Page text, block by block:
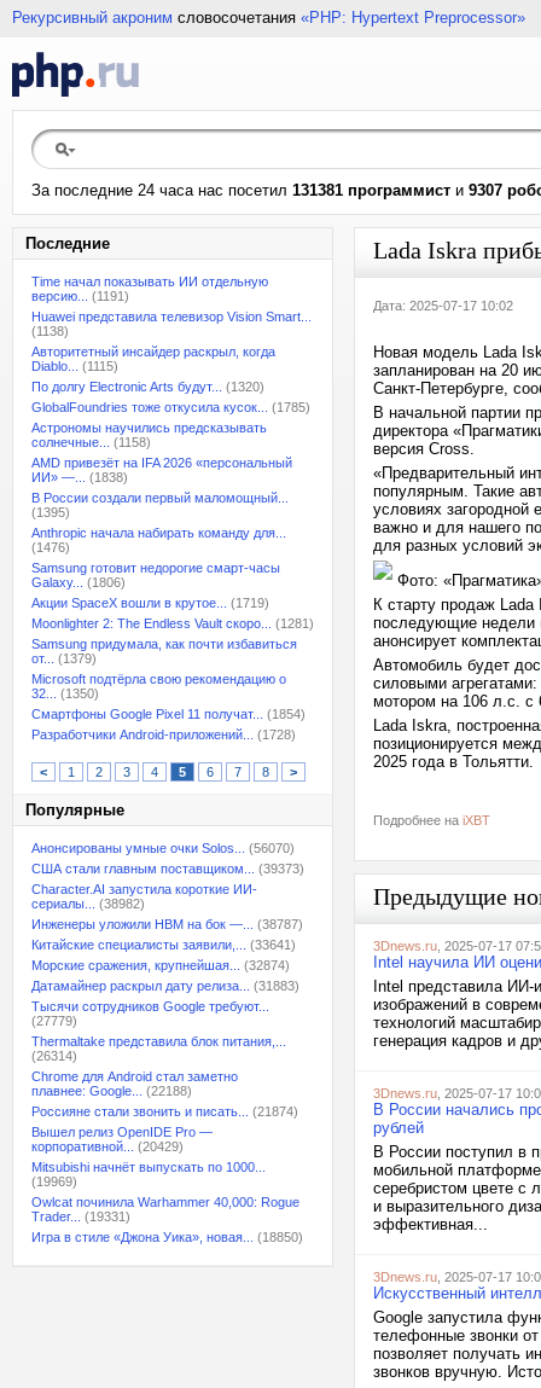
Рекурсивный акроним словосочетания «PHP: Hypertext Preprocessor»
За последние 24 часа нас посетил 131381 программист и 9307
Последние
Time начал показывать ИИ отдельную
версию...
(1191)
Huawei представила телевизор Vision Smart...
(1138)
Авторитетный инсайдер раскрыл, когда
Diablo...
(1115)
По долгу Electronic Arts будут...
(1320)
GlobalFoundries тоже откусила кусок...
(1785)
Астрономы научились предсказывать
солнечные...
(1158)
AMD привезёт на IFA 2026 «персональный
ИИ» —...
(1838)
В России создали первый маломощный...
(1395)
Anthropic начала набирать команду для...
(1476)
Samsung готовит недорогие смарт-часы
Galaxy...
(1806)
Акции SpaceX вошли в крутое...
(1719)
Moonlighter 2: The Endless Vault скоро...
(1281)
Samsung придумала, как почти избавиться
от...
(1379)
Microsoft подтёрла свою рекомендацию о
32...
(1350)
Смартфоны Google Pixel 11 получат...
(1854)
Разработчики Android-приложений...
(1728)
< 1 2 3 4 5 6 7 8 >
Популярные
Анонсированы умные очки Solos...
(56070)
США стали главным поставщиком...
(39373)
Character.AI запустила короткие ИИ-
сериалы...
(38982)
Инженеры уложили HBM на бок —...
(38787)
Китайские специалисты заявили,...
(33641)
Морские сражения, крупнейшая...
(32874)
Датамайнер раскрыл дату релиза...
(31883)
Тысячи сотрудников Google требуют...
(27779)
Thermaltake представила блок питания,...
(26314)
Chrome для Android стал заметно
плавнее: Google...
(22188)
Россияне стали звонить и писать...
(21874)
Вышел релиз OpenIDE Pro —
корпоративной...
(20429)
Mitsubishi начнёт выпускать по 1000...
(19969)
Owlcat починила Warhammer 40,000: Rogue
Trader...
(19331)
Игра в стиле «Джона Уика», новая...
(18850)
Lada Iskra
Дата: 2025-07-17 10:02
Новая модель Lada
запланирован на 20
Санкт-Петербурге,
В начальной партии
директора
версия Cross.
«Предварительный
популярным. Такие
условиях
важно и для нашего
для разных условий
Фото:
К старту продаж
последующие недели
анонсирует
Автомобиль будет
силовыми
мотором на 106 л.с. с
Lada Iskra,
позиционируется
2025 года в
Подробнее на iXBT
Предыдущие
3Dnews.ru , 2025-07-17
Intel научила ИИ
Intel представила ИИ-
изображений в
технологий
генерация кадров и
3Dnews.ru , 2025-07-17
В России начались
рублей
В России поступил в
мобильной
серебристом цвете с
и выразительного
эффективная...
3Dnews.ru , 2025-07-17
Искусственный
Google запустила
телефонные звонки
позволяет получать
звонков вручную.